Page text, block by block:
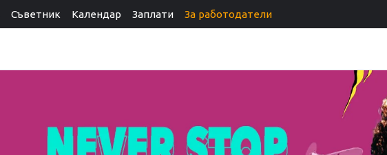
Съветник Календар Заплати За работодатели